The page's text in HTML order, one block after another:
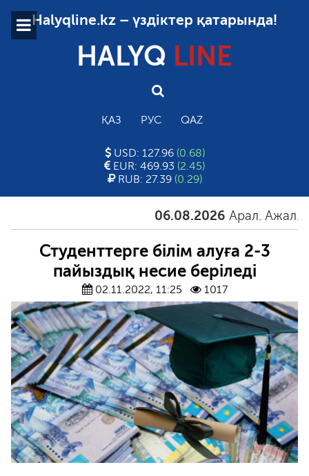
Halyqline.kz – үздіктер қатарында!
HALYQ LINE
ҚАЗ РУС QAZ
USD: 127.96 (0.68)
EUR: 469.93 (2.45)
RUB: 27.39 (0.29)
06.08.2026 Арал. Ажал.
Студенттерге білім алуға 2-3
пайыздық несие беріледі
02.11.2022, 11:25 1017